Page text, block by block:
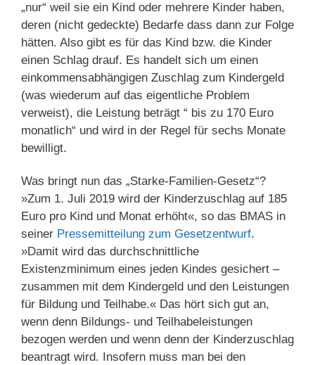
„nur“ weil sie ein Kind oder mehrere Kinder haben,
deren (nicht gedeckte) Bedarfe dass dann zur Folge
hätten. Also gibt es für das Kind bzw. die Kinder
einen Schlag drauf. Es handelt sich um einen
einkommensabhängigen Zuschlag zum Kindergeld
(was wiederum auf das eigentliche Problem
verweist), die Leistung beträgt “ bis zu 170 Euro
monatlich“ und wird in der Regel für sechs Monate
bewilligt.
Was bringt nun das „Starke-Familien-Gesetz“?
»Zum 1. Juli 2019 wird der Kinderzuschlag auf 185
Euro pro Kind und Monat erhöht«, so das BMAS in
seiner Pressemitteilung zum Gesetzentwurf.
»Damit wird das durchschnittliche
Existenzminimum eines jeden Kindes gesichert –
zusammen mit dem Kindergeld und den Leistungen
für Bildung und Teilhabe.« Das hört sich gut an,
wenn denn Bildungs- und Teilhabeleistungen
bezogen werden und wenn denn der Kinderzuschlag
beantragt wird. Insofern muss man bei den